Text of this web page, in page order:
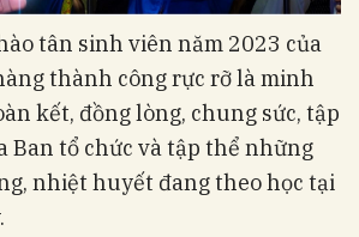
tân sinh viên năm 2023 của
thành công rực rỡ là minh
kết, đồng lòng, chung sức, tập
tổ chức và tập thể những
nhiệt huyết đang theo học tại